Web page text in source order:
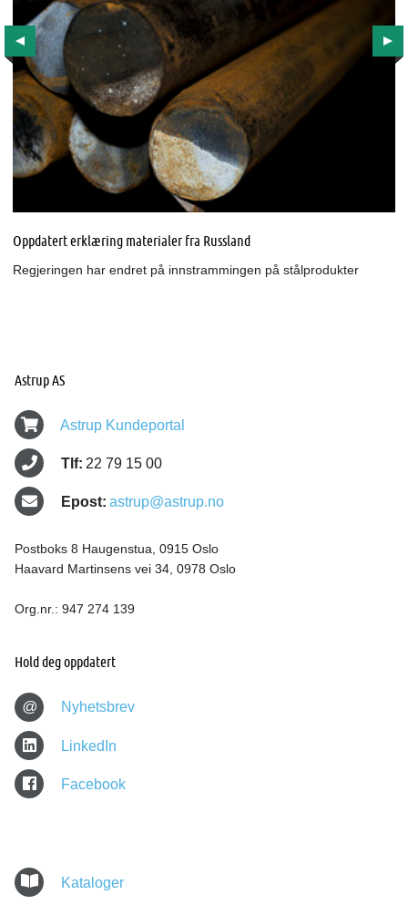
Oppdatert erklæring materialer fra Russland
Regjeringen har endret på innstrammingen på stålprodukter
Astrup AS
Astrup Kundeportal
Tlf: 22 79 15 00
Epost: astrup@astrup.no
Postboks 8 Haugenstua, 0915 Oslo
Haavard Martinsens vei 34, 0978 Oslo
Org.nr.: 947 274 139
Hold deg oppdatert
@ Nyhetsbrev
LinkedIn
Facebook
Kataloger